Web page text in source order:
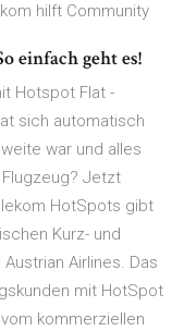
hilft Community
einfach geht es!
Hotspot Flat -
sich automatisch
war und alles
Jetzt
HotSpots gibt
Kurz- und
Airlines. Das
mit HotSpot
kommerziellen